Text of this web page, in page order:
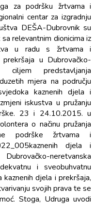
za podršku žrtvama i
centar za izgradnju
DEŠA-Dubrovnik su
relevantnim dionicima iz
u radu s žrtvama i
u Dubrovačko-
ciljem predstavljanja
mjera na području
kaznenih djela i
iskustva u pružanju
23 i 24.10.2015. u
o načinu pružanja
podrške žrtvama i
kaznenih djela i
neretvanska
i sveobuhvatnu
djela i prekršaja,
svojih prava te se
Stoga, Udruga uvodi